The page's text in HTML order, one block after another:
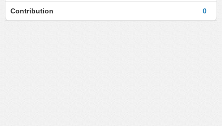
0
Contribution